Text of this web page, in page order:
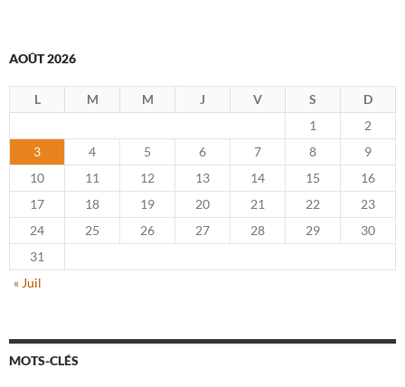
AOÛT 2026
L M M J V S
D
1
2
3
4 5 6 7 8
9
10
11 12 13 14 15
16
17
18 19 20 21 22
23
24
25 26 27 28 29
30
31
« Juil
MOTS-CLÉS